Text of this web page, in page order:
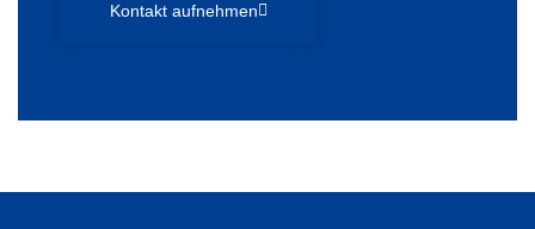
Kontakt aufnehmen